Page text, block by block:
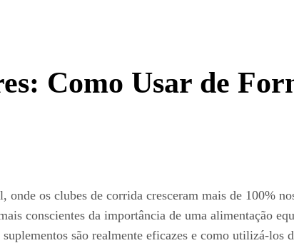
Como Usar de
os clubes de corrida cresceram mais de 100%
conscientes da importância de uma alimentação
são realmente eficazes e como utilizá-los